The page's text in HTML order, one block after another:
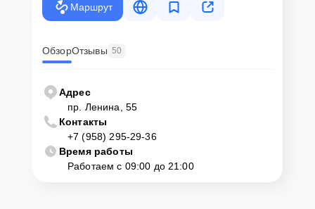
Маршрут
ОбзорОтзывы 50
Адрес
пр. Ленина, 55
Контакты
+7 (958) 295-29-36
Время работы
Работаем с 09:00 до 21:00